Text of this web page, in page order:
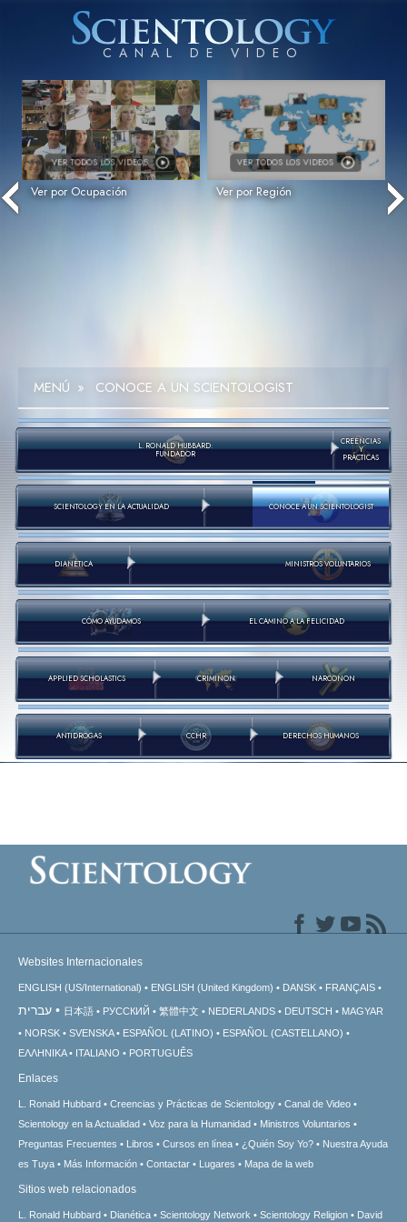
VERTODOS LOS VIDEOS
Ver por Ocupación
VERTODOS LOS VIDEOS
Ver por Región
MENÚ » CONOCE A UN SCIENTOLOGIST
L. RONALD HUBBARD:
FUNDADOR
CREENCIAS
Y
PRÁCTICAS
SCIENTOLOGY EN LA ACTUALIDAD CONOCE A UN SCIENTOLOGIST
DIANÉTICA MINISTROS VOLUNTARIOS
CÓMO AYUDAMOS EL CAMINO A LA FELICIDAD
APPLIED SCHOLASTICS CRIMINON NARCONON
ANTIDROGAS CCHR DERECHOS HUMANOS
Websites Internacionales
ENGLISH (US/International) ENGLISH (United Kingdom) DANSK FRANÇAIS
עברית 日本語 РУССКИЙ 繁體中文 NEDERLANDS DEUTSCH
MAGYAR
NORSK
SVENSKA ESPAÑOL (LATINO)
ESPAÑOL (CASTELLANO)
ΕΛΛΗΝΙΚA
ITALIANO PORTUGUÊS
Enlaces
L. Ronald Hubbard Creencias y Prácticas de Scientology
Canal de Video
Scientology en la Actualidad
Voz para la Humanidad
Ministros Voluntarios
Preguntas Frecuentes
Libros Cursos en línea ¿Quién Soy Yo?
Nuestra Ayuda
es Tuya
Más Información Contactar Lugares Mapa de la web
Sitios web relacionados
L. Ronald Hubbard Dianética Scientology Network Scientology Religion David